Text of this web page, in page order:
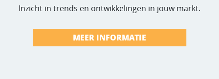
Inzicht in trends en ontwikkelingen in jouw markt.
MEER INFORMATIE